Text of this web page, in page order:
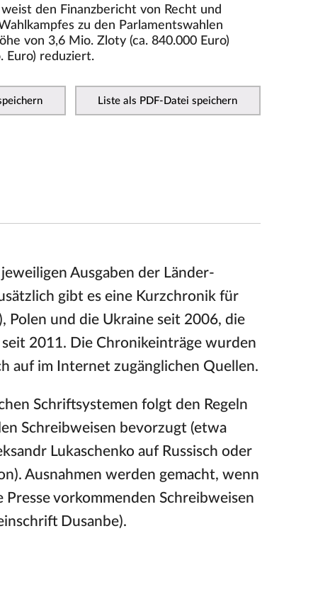
den Finanzbericht von Recht und
zu den Parlamentswahlen
von 3,6 Mio. Zloty (ca. 840.000 Euro)
Euro) reduziert.
Liste als PDF-Datei speichern
Ausgaben der Länder-
gibt es eine Kurzchronik für
Polen und die Ukraine seit 2006, die
2011. Die Chronikeinträge wurden
auf im Internet zugänglichen Quellen.
Schriftsystemen folgt den Regeln
Schreibweisen bevorzugt (etwa
Lukaschenko auf Russisch oder
Ausnahmen werden gemacht, wenn
vorkommenden Schreibweisen
Dusanbe).